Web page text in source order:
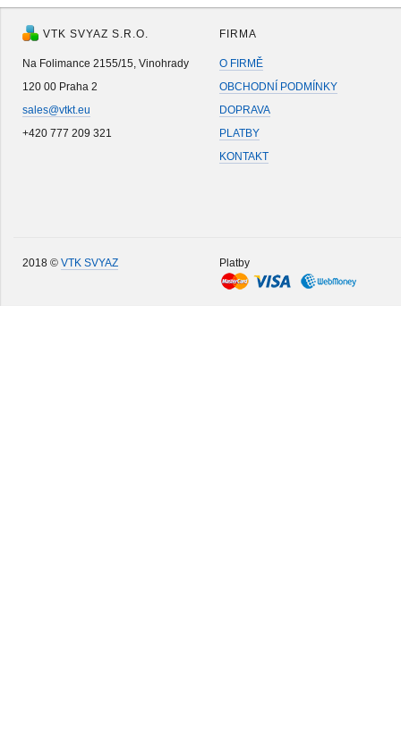
VTK SVYAZ S.R.O.
Na Folimance 2155/15, Vinohrady
120 00 Praha 2
sales@vtkt.eu
+420 777 209 321
FIRMA
O FIRMĚ
OBCHODNÍ PODMÍNKY
DOPRAVA
PLATBY
KONTAKT
2018 © VTK SVYAZ Platby